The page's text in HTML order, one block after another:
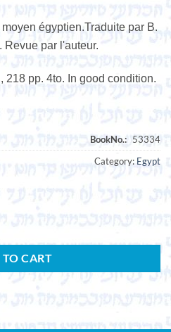
égyptien.Traduite par B.
Revue par l'auteur.
218 pp. 4to. In good condition.
Category: Egypt
CART